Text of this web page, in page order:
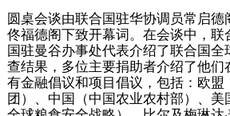
圆桌会谈由联合国驻华协调员常启
佟福德阁下致开幕词。在会谈中，联
国驻曼谷办事处代表介绍了联合国
查结果，多位主要捐助者介绍了他
有金融倡议和项目倡议，包括：欧盟
团）、中国（中国农业农村部）、美